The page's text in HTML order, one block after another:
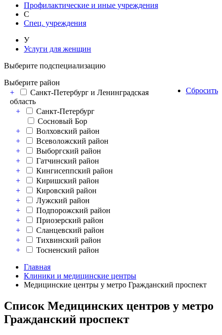
Профилактические и иные учреждения
С
Спец. учреждения
У
Услуги для женщин
Выберите подспециализацию
Сбросить
Выберите район
+
Санкт-Петербург и Ленинградская
область
+
Санкт-Петербург
Сосновый Бор
+
Волховский район
+
Всеволожский район
+
Выборгский район
+
Гатчинский район
+
Кингисеппский район
+
Киришский район
+
Кировский район
+
Лужский район
+
Подпорожский район
+
Приозерский район
+
Сланцевский район
+
Тихвинский район
+
Тосненский район
Главная
Клиники и медицинские центры
Медицинские центры у метро Гражданский проспект
Список Медицинских центров у метро
Гражданский проспект